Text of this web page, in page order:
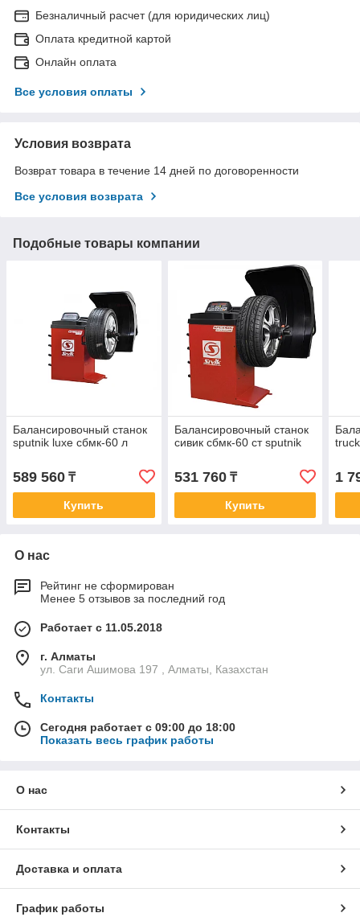
Безналичный расчет (для юридических лиц)
Оплата кредитной картой
Онлайн оплата
Все условия оплаты
Условия возврата
Возврат товара в течение 14 дней по договоренности
Все условия возврата
Подобные товары компании
Балансировочный станок
sputnik luxe сбмк-60 л
589 560 ₸
Купить
Балансировочный станок
сивик сбмк-60 ст sputnik
531 760₸
Купить
1
О нас
Рейтинг не сформирован
Менее 5 отзывов за последний год
Работает с 11.05.2018
г. Алматы
ул. Саги Ашимова 197 , Алматы, Казахстан
Контакты
Сегодня работает с 09:00 до 18:00
Показать весь график работы
О нас
Контакты
Доставка и оплата
График работы